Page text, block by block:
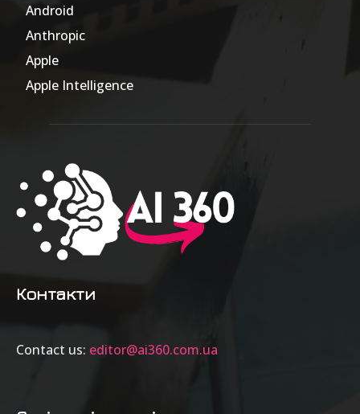
Android
Anthropic
Apple
Apple Intelligence
Контакти
Contact us: editor@ai360.com.ua